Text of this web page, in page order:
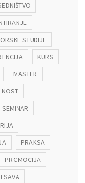
STUDIJE
KURS
MASTER
SEMINAR
PRAKSA
PROMOCIJA
SAVA